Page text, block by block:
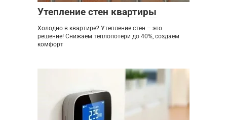
Утепление стен квартиры
Холодно в квартире? Утепление стен – это
решение! Снижаем теплопотери до 40%, создаем
комфорт